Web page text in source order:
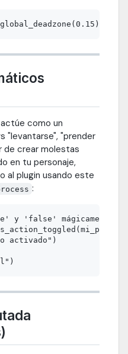
como un
"levantarse", "prender
de crear molestas
en tu personaje,
al plugin usando este
:
y 'false' mágicamente
activado")